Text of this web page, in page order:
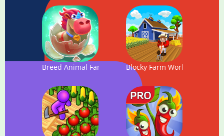
Breed Animal Farm Blocky Farm Worker